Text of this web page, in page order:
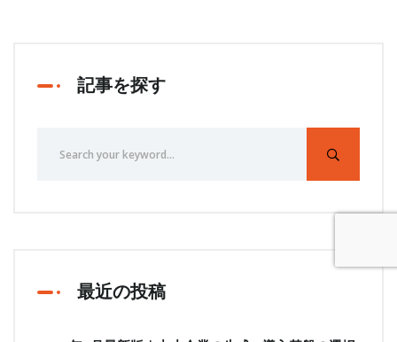
記事を探す
最近の投稿